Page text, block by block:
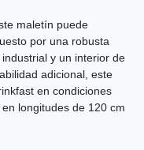
maletín puede
por una robusta
y un interior de
adicional, este
en condiciones
longitudes de 120 cm